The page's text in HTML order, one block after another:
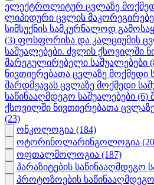
ელექტროლიტურ ცვლაზე
ლიპიდური ცვლის
სიმსუქნის სამკურნალოდ
(3) ფოსფორისა და კალციუმის
საშუალებები. ძვლის ქსოვილში
მარეგულირებელი საშუალებები
ნივთიერებათა ცვლაზე მოქმედი
შარდმჟავას ცვლაზე მოქმედი
საწინააღმდეგო საშუალებები (6)
ქსოვილში ნივთიერებათა
(23)
ონკოლოგია (184)
ოტორინოლარინგოლოგია
ოფთალმოლოგია (187)
პარაზიტების საწინააღმდეგო
პროტოზოების